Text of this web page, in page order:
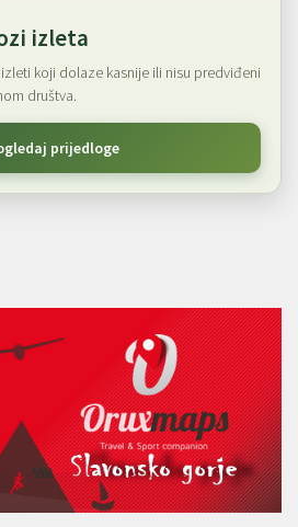
izleta
koji dolaze kasnije ili nisu predviđeni
društva.
prijedloge